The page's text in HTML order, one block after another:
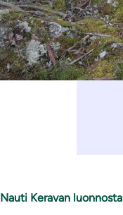
Nauti Keravan luonnosta